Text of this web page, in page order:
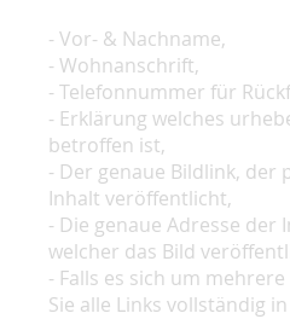
- Vor- & Nachname,
- Wohnanschrift,
- Telefonnummer für
- Erklärung welches
betroffen ist,
- Der genaue Bildlink, der
Inhalt veröffentlicht,
- Die genaue Adresse der
welcher das Bild
- Falls es sich um
Sie alle Links vollständig